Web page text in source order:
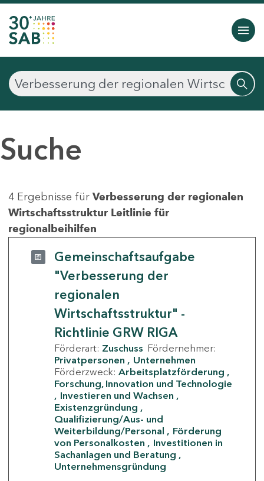
Suche
4 Ergebnisse für Verbesserung der regionalen
Wirtschaftsstruktur Leitlinie für
regionalbeihilfen
Gemeinschaftsaufgabe
"Verbesserung der
regionalen
Wirtschaftsstruktur" -
Richtlinie GRW RIGA
Förderart: Zuschuss Fördernehmer:
Privatpersonen
Unternehmen
Förderzweck: Arbeitsplatzförderung
Forschung, Innovation und Technologie
Investieren und Wachsen
Existenzgründung
Qualifizierung/Aus- und
Weiterbildung/Personal
Förderung
von Personalkosten
Investitionen in
Sachanlagen und Beratung
Unternehmensgründung